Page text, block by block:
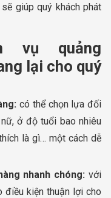
giúp quý khách phát
vụ quảng
lại cho quý
có thể chọn lựa đối
ở độ tuổi bao nhiêu
là gì… một cách dễ
nhanh chóng: với
kiện thuận lợi cho